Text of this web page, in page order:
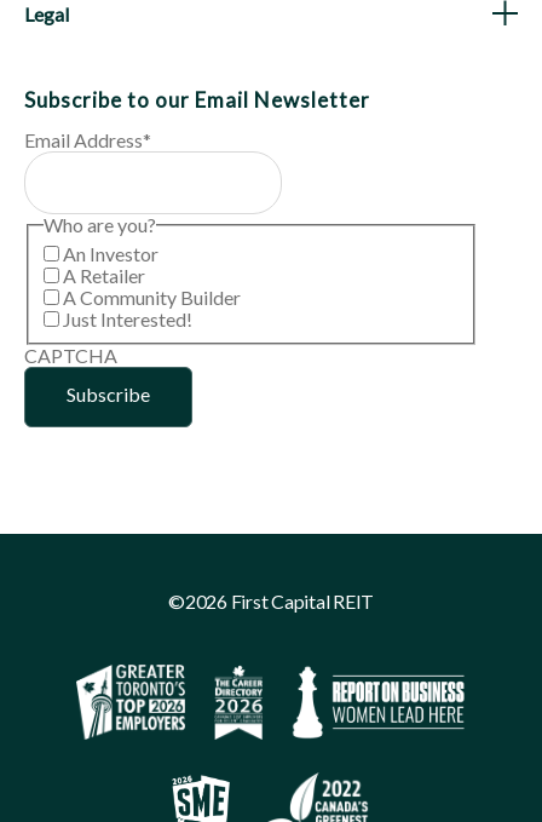
Legal
Subscribe to our Email Newsletter
Email Address*
Who are you?
An Investor
A Retailer
A Community Builder
Just Interested!
CAPTCHA
©2026 First Capital REIT